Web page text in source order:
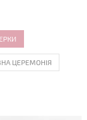
ЦЕРЕМОНІЯ